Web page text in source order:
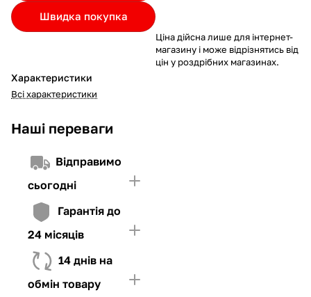
Швидка покупка
Характеристики
Всі характеристики
Наші переваги
Відправимо
сьогодні
Гарантія до
24 місяців
14 днів на
обмін товару
Якщо ліміт нижчий за вартість товару, невистачаючу суму
потрібно внести Першим внеском
4. Мати достатньо коштів для внесення першої частини платежу
та Першого внеску (у разі потреби)
Ціна дійсна лише для інтернет-
магазину і може відрізнятись від
цін у роздрібних магазинах.